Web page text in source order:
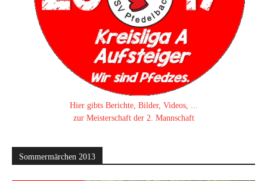
Hier gibts Berichte, Bilder, Videos, ...
zur Meisterschaft der 2. Mannschaft
Sommermärchen 2013